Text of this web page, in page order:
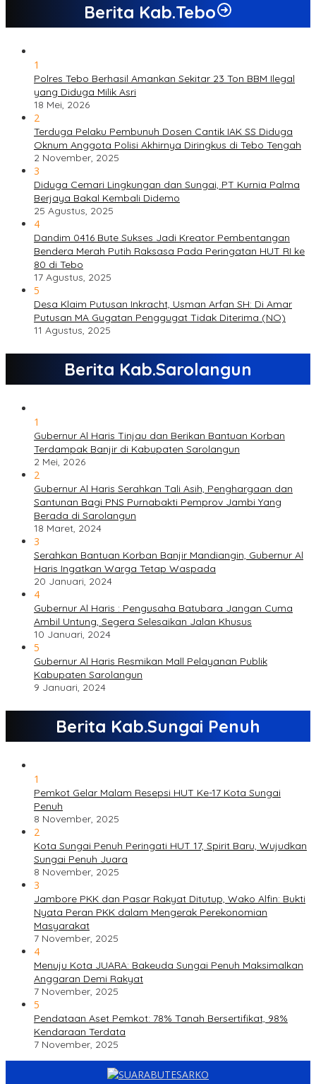
Berita Kab.Tebo
1
Polres Tebo Berhasil Amankan Sekitar 23 Ton BBM Ilegal
yang Diduga Milik Asri
18 Mei, 2026
2
Terduga Pelaku Pembunuh Dosen Cantik IAK SS Diduga
Oknum Anggota Polisi Akhirnya Diringkus di Tebo Tengah
2 November, 2025
3
Diduga Cemari Lingkungan dan Sungai, PT Kurnia Palma
Berjaya Bakal Kembali Didemo
25 Agustus, 2025
4
Dandim 0416 Bute Sukses Jadi Kreator Pembentangan
Bendera Merah Putih Raksasa Pada Peringatan HUT RI ke
80 di Tebo
17 Agustus, 2025
5
Desa Klaim Putusan Inkracht, Usman Arfan SH: Di Amar
Putusan MA Gugatan Penggugat Tidak Diterima (NO)
11 Agustus, 2025
Berita Kab.Sarolangun
1
Gubernur Al Haris Tinjau dan Berikan Bantuan Korban
Terdampak Banjir di Kabupaten Sarolangun
2 Mei, 2026
2
Gubernur Al Haris Serahkan Tali Asih, Penghargaan dan
Santunan Bagi PNS Purnabakti Pemprov Jambi Yang
Berada di Sarolangun
18 Maret, 2024
3
Serahkan Bantuan Korban Banjir Mandiangin, Gubernur Al
Haris Ingatkan Warga Tetap Waspada
20 Januari, 2024
4
Gubernur Al Haris : Pengusaha Batubara Jangan Cuma
Ambil Untung, Segera Selesaikan Jalan Khusus
10 Januari, 2024
5
Gubernur Al Haris Resmikan Mall Pelayanan Publik
Kabupaten Sarolangun
9 Januari, 2024
Berita Kab.Sungai Penuh
1
Pemkot Gelar Malam Resepsi HUT Ke-17 Kota Sungai
Penuh
8 November, 2025
2
Kota Sungai Penuh Peringati HUT 17, Spirit Baru, Wujudkan
Sungai Penuh Juara
8 November, 2025
3
Jambore PKK dan Pasar Rakyat Ditutup, Wako Alfin: Bukti
Nyata Peran PKK dalam Mengerak Perekonomian
Masyarakat
7 November, 2025
4
Menuju Kota JUARA: Bakeuda Sungai Penuh Maksimalkan
Anggaran Demi Rakyat
7 November, 2025
5
Pendataan Aset Pemkot: 78% Tanah Bersertifikat, 98%
Kendaraan Terdata
7 November, 2025